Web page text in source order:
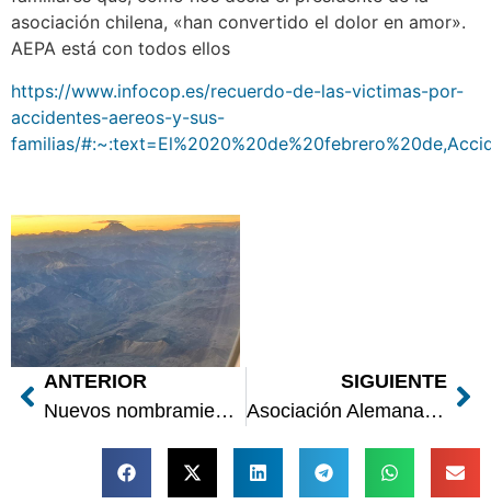
asociación chilena, «han convertido el dolor en amor».
AEPA está con todos ellos
https://www.infocop.es/recuerdo-de-las-victimas-por-
accidentes-aereos-y-sus-
familias/
ANTERIOR
Nuevos nombramientos Ministerio de Sanidad
SIGUIENTE
Asociación Alemana Psicología de la Aviación (DGLP)